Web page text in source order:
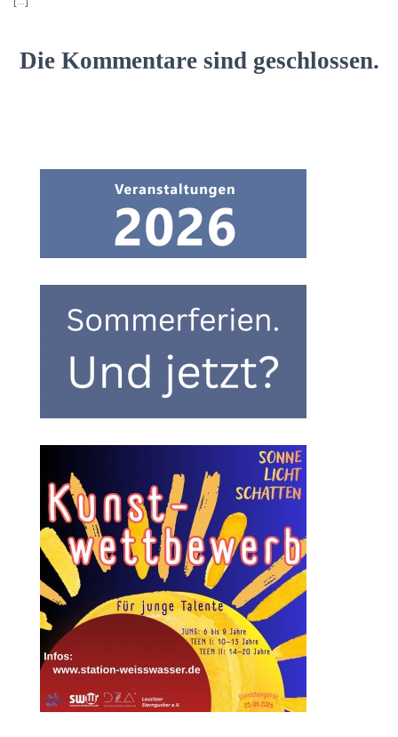
Die Kommentare sind geschlossen.